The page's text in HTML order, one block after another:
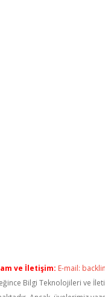
ve İletişim: E-mail:
Bilgi Teknolojileri ve